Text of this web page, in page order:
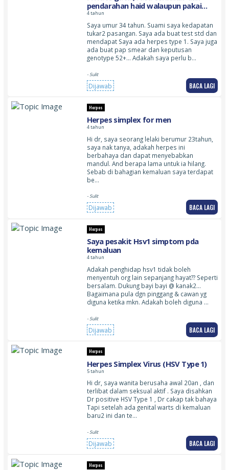
pendarahan haid walaupun pakai
implan. Darah jenis berpasir
4 tahun
Saya umur 34 tahun. Suami saya kedapatan
tukar2 pasangan. Saya ada buat test std dan
mendapat Saya ada herpes type 1. Saya juga
ada buat pap smear dan keputusan
genotype 52+… Adakah saya perlu b…
- Sulit
Dijawab BACA LAGI
Herpes
Herpes simplex for men
4 tahun
Hi dr, saya seorang lelaki berumur 23tahun,
saya nak tanya, adakah herpes ini
berbahaya dan dapat menyebabkan
mandul. And berapa lama untuk ia hilang.
Sebab di bahagian kemaluan saya terdapat
be…
- Sulit
Dijawab BACA LAGI
Herpes
Saya pesakit Hsv1 simptom pda
kemaluan
4 tahun
Adakah penghidap hsv1 tidak boleh
menyentuh org lain sepanjang hayat?? Seperti
bersalam. Dukung bayi bayi @ kanak2…
Bagaimana pula dgn pinggang & cawan yg
diguna ketika mkn. Adakah boleh diguna …
- Sulit
Dijawab BACA LAGI
Herpes
Herpes Simplex Virus (HSV Type 1)
5 tahun
Hi dr, saya wanita berusaha awal 20an , dan
terlibat dalam seksual aktif . Saya disahkan
Dr positive HSV Type 1 , Dr cakap tak bahaya
Tapi setelah ada genital warts di kemaluan
baru2 ini dan te…
- Sulit
Dijawab BACA LAGI
Herpes